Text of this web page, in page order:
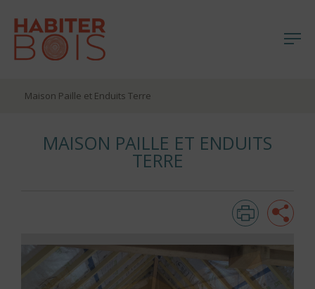
Maison Paille et Enduits Terre
MAISON PAILLE ET ENDUITS
TERRE